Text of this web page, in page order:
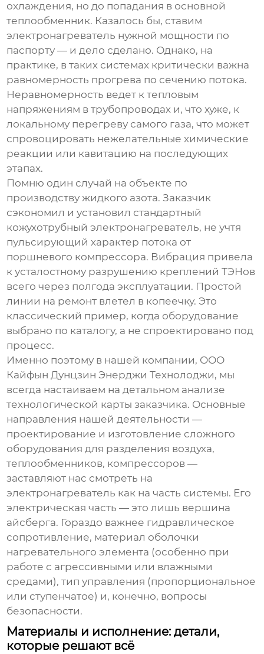
охлаждения, но до попадания в основной
теплообменник. Казалось бы, ставим
электронагреватель нужной мощности по
паспорту — и дело сделано. Однако, на
практике, в таких системах критически важна
равномерность прогрева по сечению потока.
Неравномерность ведет к тепловым
напряжениям в трубопроводах и, что хуже, к
локальному перегреву самого газа, что может
спровоцировать нежелательные химические
реакции или кавитацию на последующих
этапах.
Помню один случай на объекте по
производству жидкого азота. Заказчик
сэкономил и установил стандартный
кожухотрубныйэлектронагреватель, не учтя
пульсирующий характер потока от
поршневого компрессора. Вибрация привела
к усталостному разрушению креплений ТЭНов
всего через полгода эксплуатации. Простой
линии на ремонт влетел в копеечку. Это
классический пример, когда оборудование
выбрано по каталогу, а не спроектировано под
процесс.
Именно поэтому в нашей компании, ООО
Кайфын Дунцзин Энерджи Технолоджи, мы
всегда настаиваем на детальном анализе
технологической карты заказчика. Основные
направления нашей деятельности —
проектирование и изготовление сложного
оборудования для разделения воздуха,
теплообменников, компрессоров —
заставляют нас смотреть на
электронагреватель как на часть системы. Его
электрическая часть — это лишь вершина
айсберга. Гораздо важнее гидравлическое
сопротивление, материал оболочки
нагревательного элемента (особенно при
работе с агрессивными или влажными
средами), тип управления (пропорциональное
или ступенчатое) и, конечно, вопросы
безопасности.
Материалы и исполнение: детали,
которые решают всё